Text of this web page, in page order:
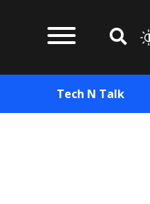
Tech N Talk